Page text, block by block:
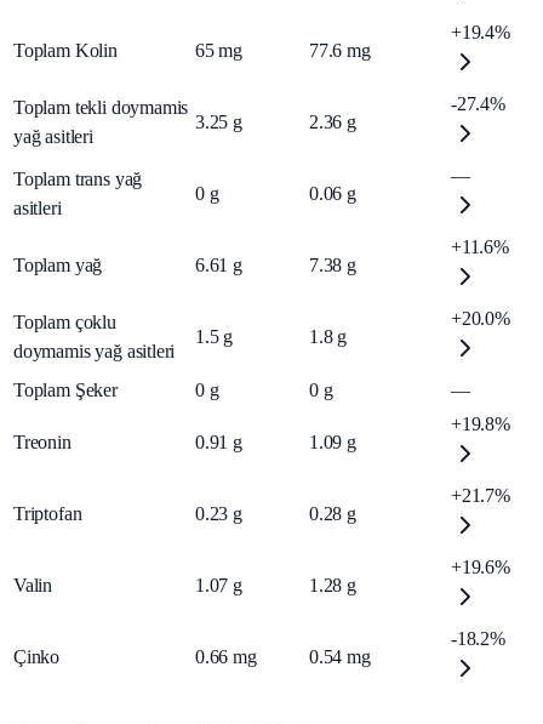
Toplam Kolin 65 mg 77.6 mg
+19.4%
Toplam tekli doymamis
yağ asitleri
3.25 g 2.36 g
-27.4%
Toplam trans yağ
asitleri
0 g 0.06 g
—
Toplam yağ 6.61 g 7.38 g
+11.6%
Toplam çoklu
doymamis yağ asitleri
1.5 g 1.8 g
+20.0%
Toplam Şeker 0 g 0 g —
Treonin 0.91 g 1.09 g
+19.8%
Triptofan 0.23 g 0.28 g
+21.7%
Valin 1.07 g 1.28 g
+19.6%
Çinko 0.66 mg 0.54 mg
-18.2%